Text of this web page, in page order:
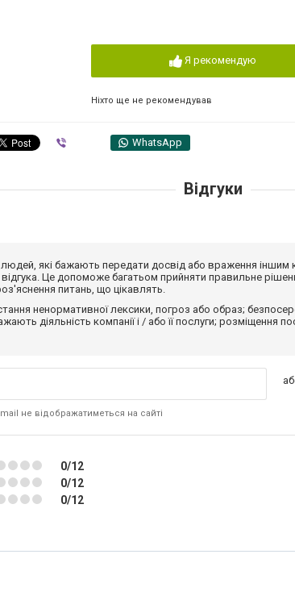
Я рекомендую
Ніхто ще не рекомендував
WhatsApp
Відгуки
людей, які бажають передати досвід або враження
Це допоможе багатьом прийняти правильне
питань, що цікавлять.
ненормативної лексики, погроз або образ;
діяльність компанії і / або її послуги; розміщення
не відображатиметься на сайті
0/12
0/12
0/12